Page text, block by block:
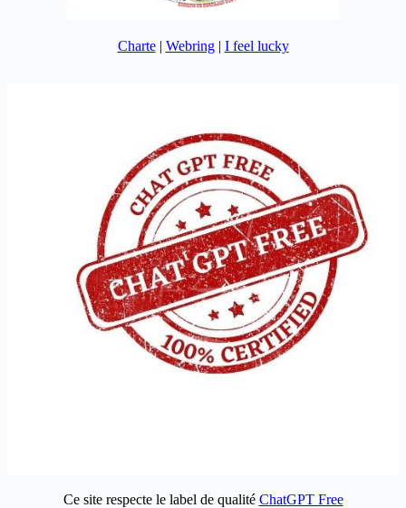
Charte| Webring| I feel lucky
Ce site respecte le label de qualité ChatGPT Free